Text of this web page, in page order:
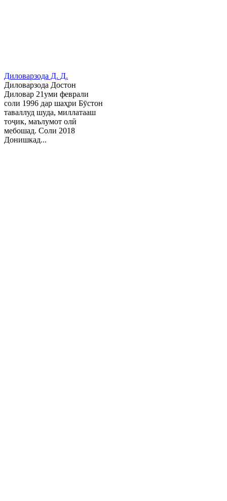
Диловарзода Д. Д.
Диловарзода Достон
Диловар 21уми феврали
соли 1996 дар шаҳри Бӯстон
таваллуд шуда, миллатааш
тоҷик, маълумот олӣ
мебошад. Соли 2018
Донишкад...